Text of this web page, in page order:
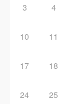
3 4
10 11
17 18
24 25